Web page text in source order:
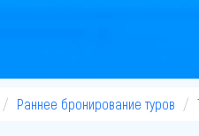
Раннее бронирование туров